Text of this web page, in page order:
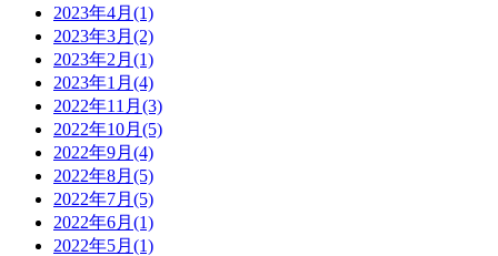
2023年4月(1)
2023年3月(2)
2023年2月(1)
2023年1月(4)
2022年11月(3)
2022年10月(5)
2022年9月(4)
2022年8月(5)
2022年7月(5)
2022年6月(1)
2022年5月(1)